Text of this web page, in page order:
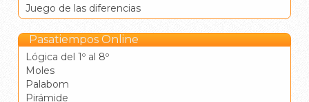
Juego de las diferencias
Pasatiempos Online
Lógica del 1º al 8º
Moles
Palabom
Pirámide